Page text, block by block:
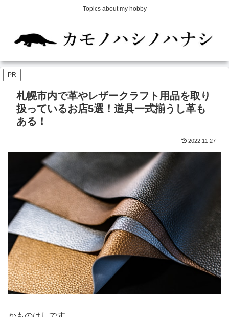
Topics about my hobby
PR
札幌市内で革やレザークラフト用品を取り
扱っているお店5選！道具一式揃うし革も
ある！
2022.11.27